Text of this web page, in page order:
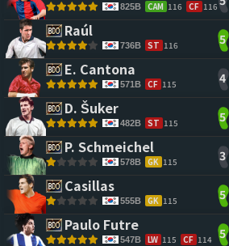
825B CAM 116 CF 116
Raúl
736B ST 116 5
E. Cantona
571B CF 115 4
D. Šuker
482B ST 115 5
P. Schmeichel
578B GK 115 3
Casillas
555B GK 115 5
Paulo Futre
547B LW 115 CF 114 5